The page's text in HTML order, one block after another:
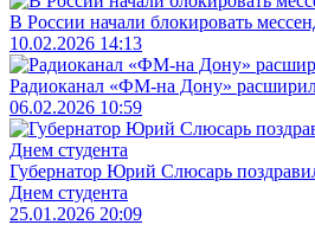
В России начали блокировать
10.02.2026 14:13
Радиоканал «ФМ-на Дону»
06.02.2026 10:59
Губернатор Юрий Слюсарь
Днем студента
25.01.2026 20:09